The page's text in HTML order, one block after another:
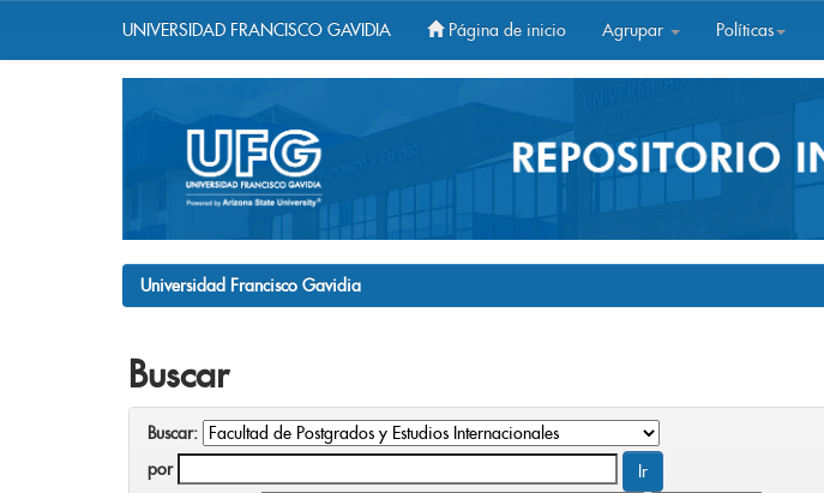
UNIVERSIDAD FRANCISCO GAVIDIA Página de inicio Agrupar Políticas
Universidad Francisco Gavidia
Buscar
Buscar:
por